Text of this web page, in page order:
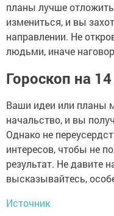
планы лучше
измениться, и вы
направлении. Не
людьми, иначе
Гороскоп на
Ваши идеи или планы
начальство, и вы
Однако не
интересов, чтобы не
результат. Не давите
высказывайтесь,
Источник